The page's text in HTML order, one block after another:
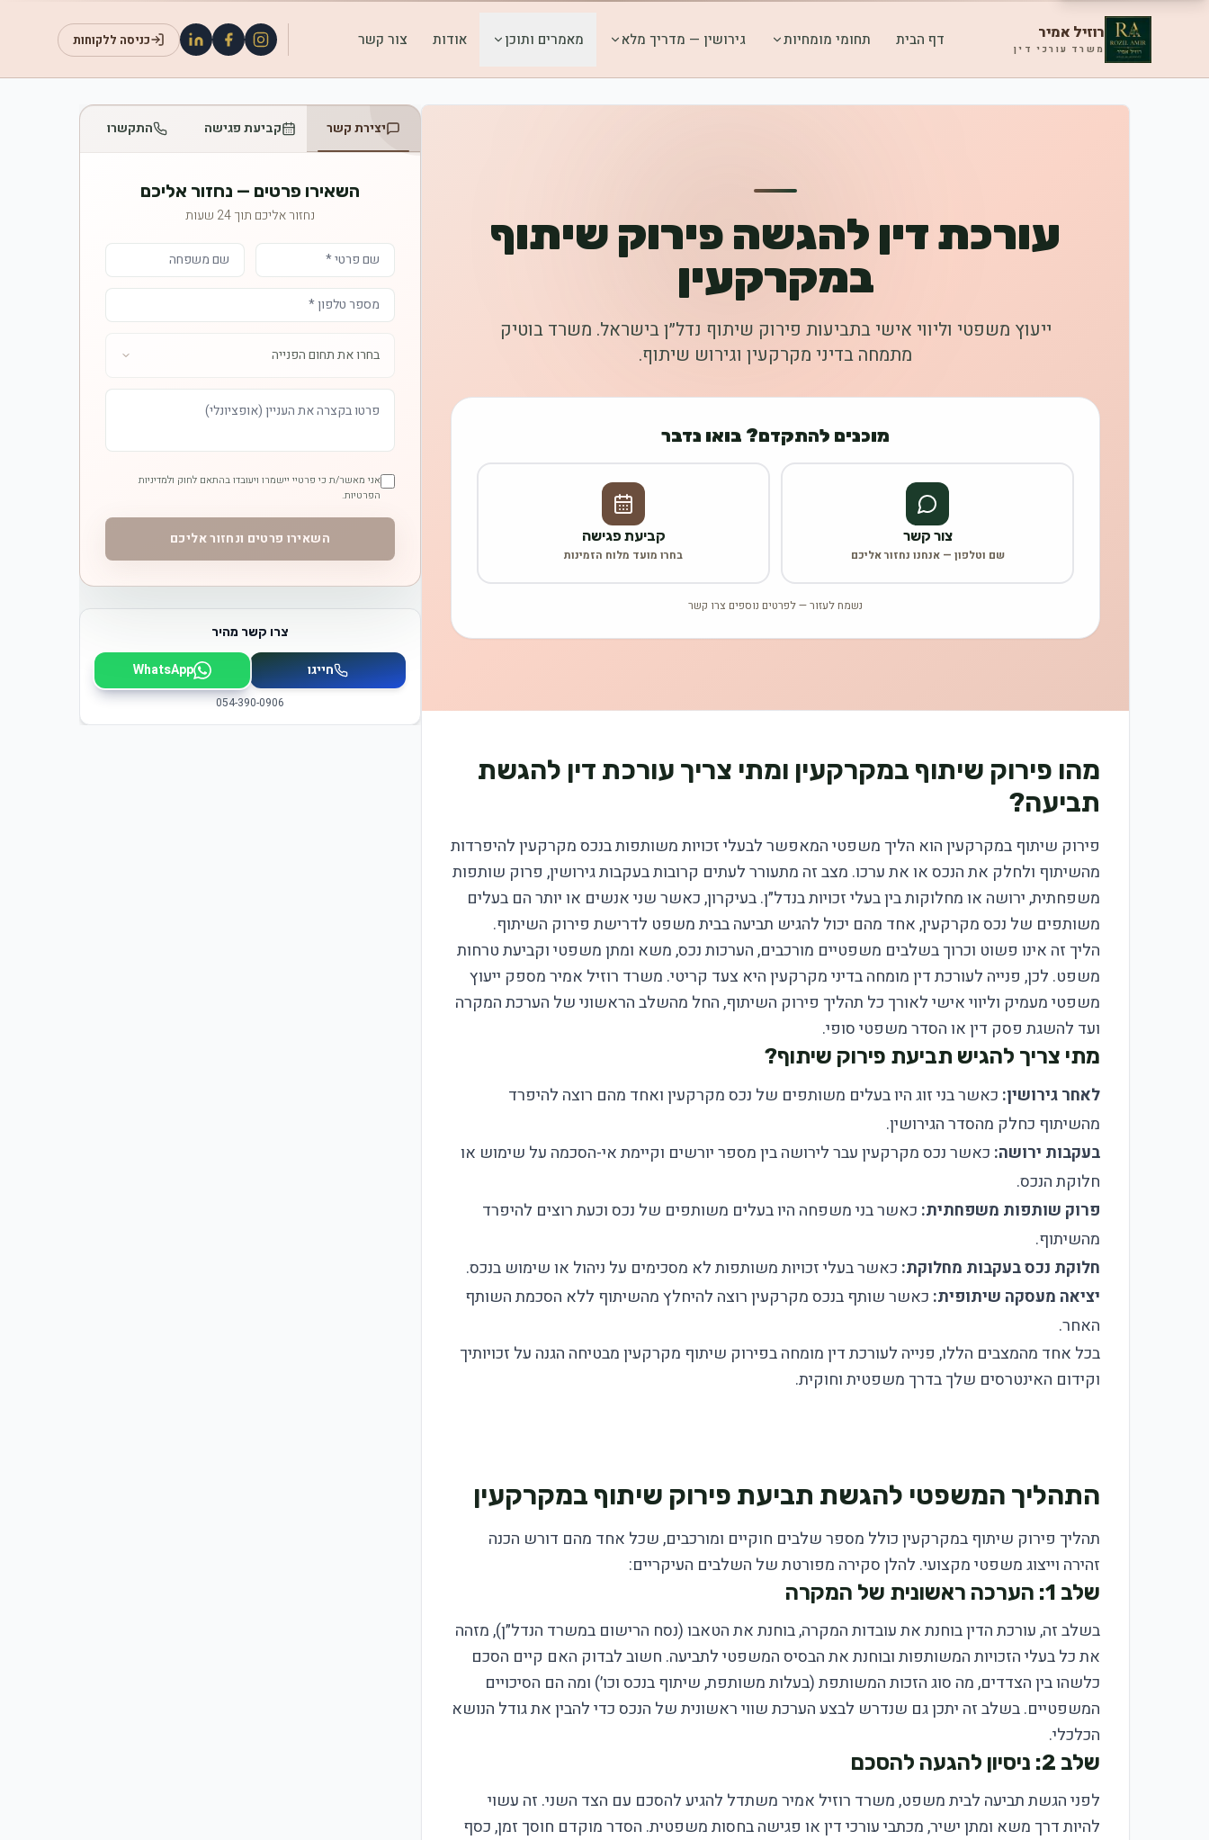
רוזיל אמיר
משרד עורכי דין דף הבית תחומי מומחיות גירושין — מדריך מלא מאמרים ותוכן אודות צור קשר כניסה ללקוחות
עורכת דין להגשה פירוק שיתוף
במקרקעין
ייעוץ משפטי וליווי אישי בתביעות פירוק שיתוף נדל״ן בישראל. משרד בוטיק
מתמחה בדיני מקרקעין וגירוש שיתוף.
מוכנים להתקדם? בואו נדבר
צור קשר
שם וטלפון — אנחנו נחזור אליכם
קביעת פגישה
בחרו מועד מלוח הזמינות
נשמח לעזור — לפרטים נוספים צרו קשר
מהו פירוק שיתוף במקרקעין ומתי צריך עורכת דין להגשת
תביעה?
פירוק שיתוף במקרקעין הוא הליך משפטי המאפשר לבעלי זכויות משותפות בנכס מקרקעין להיפרדות
מהשיתוף ולחלק את הנכס או את ערכו. מצב זה מתעורר לעתים קרובות בעקבות גירושין, פרוק שותפות
משפחתית, ירושה או מחלוקות בין בעלי זכויות בנדל״ן. בעיקרון, כאשר שני אנשים או יותר הם בעלים
משותפים של נכס מקרקעין, אחד מהם יכול להגיש תביעה בבית משפט לדרישת פירוק השיתוף.
הליך זה אינו פשוט וכרוך בשלבים משפטיים מורכבים, הערכות נכס, משא ומתן משפטי וקביעת טרחות
משפט. לכן, פנייה לעורכת דין מומחה בדיני מקרקעין היא צעד קריטי. משרד רוזיל אמיר מספק ייעוץ
משפטי מעמיק וליווי אישי לאורך כל תהליך פירוק השיתוף, החל מהשלב הראשוני של הערכת המקרה
ועד להשגת פסק דין או הסדר משפטי סופי.
מתי צריך להגיש תביעת פירוק שיתוף?
לאחר גירושין: כאשר בני זוג היו בעלים משותפים של נכס מקרקעין ואחד מהם רוצה להיפרד
מהשיתוף כחלק מהסדר הגירושין.
בעקבות ירושה: כאשר נכס מקרקעין עבר לירושה בין מספר יורשים וקיימת אי-הסכמה על שימוש או
חלוקת הנכס.
פרוק שותפות משפחתית: כאשר בני משפחה היו בעלים משותפים של נכס וכעת רוצים להיפרד
מהשיתוף.
חלוקת נכס בעקבות מחלוקת: כאשר בעלי זכויות משותפות לא מסכימים על ניהול או שימוש בנכס.
יציאה מעסקה שיתופית: כאשר שותף בנכס מקרקעין רוצה להיחלץ מהשיתוף ללא הסכמת השותף
האחר.
בכל אחד מהמצבים הללו, פנייה לעורכת דין מומחה בפירוק שיתוף מקרקעין מבטיחה הגנה על זכויותיך
וקידום האינטרסים שלך בדרך משפטית וחוקית.
התהליך המשפטי להגשת תביעת פירוק שיתוף במקרקעין
תהליך פירוק שיתוף במקרקעין כולל מספר שלבים חוקיים ומורכבים, שכל אחד מהם דורש הכנה
זהירה וייצוג משפטי מקצועי. להלן סקירה מפורטת של השלבים העיקריים:
שלב 1: הערכה ראשונית של המקרה
בשלב זה, עורכת הדין בוחנת את עובדות המקרה, בוחנת את הטאבו (נסח הרישום במשרד הנדל״ן), מזהה
את כל בעלי הזכויות המשותפות ובוחנת את הבסיס המשפטי לתביעה. חשוב לבדוק האם קיים הסכם
כלשהו בין הצדדים, מה סוג הזכות המשותפת (בעלות משותפת, שיתוף בנכס וכו׳) ומה הם הסיכויים
המשפטיים. בשלב זה יתכן גם שנדרש לבצע הערכת שווי ראשונית של הנכס כדי להבין את גודל הנושא
הכלכלי.
שלב 2: ניסיון להגעה להסכם
לפני הגשת תביעה לבית משפט, משרד רוזיל אמיר משתדל להגיע להסכם עם הצד השני. זה עשוי
להיות דרך משא ומתן ישיר, מכתבי עורכי דין או פגישה בחסות משפטית. הסדר מוקדם חוסך זמן, כסף
יצירת קשר קביעת פגישה התקשרו
השאירו פרטים — נחזור אליכם
נחזור אליכם תוך 24 שעות
אני מאשר/ת כי פרטיי יישמרו ויעובדו בהתאם לחוק ולמדיניות
הפרטיות.
השאירו פרטים ונחזור אליכם
צרו קשר מהיר
חייגו WhatsApp
054-390-0906